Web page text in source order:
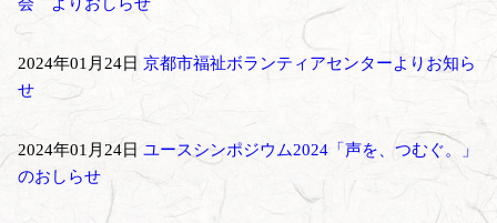
2024年01月24日 京都市福祉ボランティアセンターよりお知ら
せ
2024年01月24日 ユースシンポジウム2024「声を、つむぐ。」
のおしらせ